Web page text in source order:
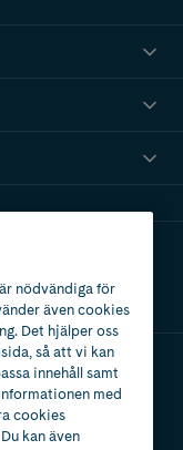
nödvändiga för
även cookies
Det hjälper oss
så att vi kan
innehåll samt
med
cookies
kan även